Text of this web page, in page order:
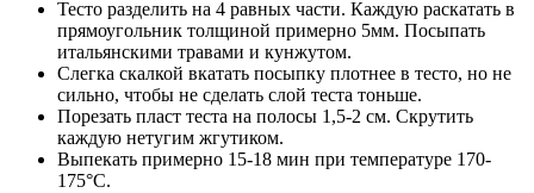
Тесто разделить на 4 равных части. Каждую раскатать в
прямоугольник толщиной примерно 5мм. Посыпать
итальянскими травами и кунжутом.
Слегка скалкой вкатать посыпку плотнее в тесто, но не
сильно, чтобы не сделать слой теста тоньше.
Порезать пласт теста на полосы 1,5-2 см. Скрутить
каждую нетугим жгутиком.
Выпекать примерно 15-18 мин при температуре 170-
175°C.